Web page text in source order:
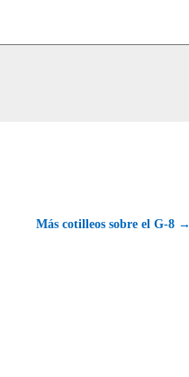
Más cotilleos sobre el G-8 →